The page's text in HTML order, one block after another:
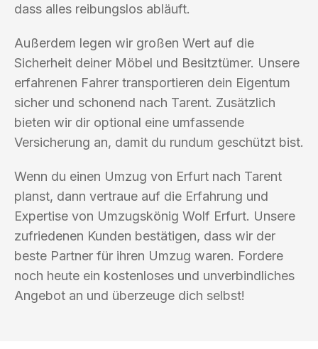
dass alles reibungslos abläuft.
Außerdem legen wir großen Wert auf die
Sicherheit deiner Möbel und Besitztümer. Unsere
erfahrenen Fahrer transportieren dein Eigentum
sicher und schonend nach Tarent. Zusätzlich
bieten wir dir optional eine umfassende
Versicherung an, damit du rundum geschützt bist.
Wenn du einen Umzug von Erfurt nach Tarent
planst, dann vertraue auf die Erfahrung und
Expertise von Umzugskönig Wolf Erfurt. Unsere
zufriedenen Kunden bestätigen, dass wir der
beste Partner für ihren Umzug waren. Fordere
noch heute ein kostenloses und unverbindliches
Angebot an und überzeuge dich selbst!